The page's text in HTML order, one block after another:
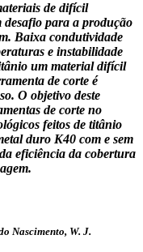
de difícil
desafio para a produção
Baixa condutividade
e instabilidade
um material difícil
de corte é
O objetivo deste
de corte no
feitos de titânio
duro K40 com e sem
eficiência da cobertura
Nascimento, W. J.